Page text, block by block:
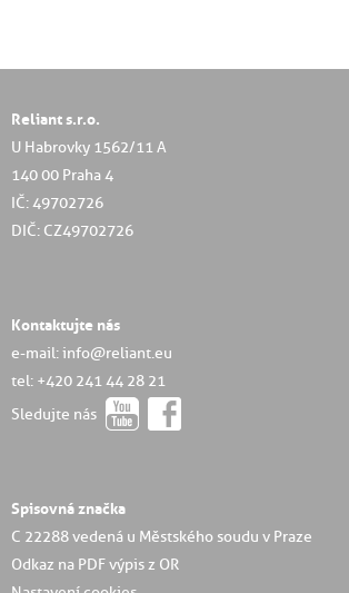
Reliant s.r.o.
U Habrovky 1562/11 A
140 00 Praha 4
IČ: 49702726
DIČ: CZ49702726
Kontaktujte nás
e-mail: info@reliant.eu
tel: +420 241 44 28 21
Sledujte nás
Spisovná značka
C 22288 vedená u Městského soudu v Praze
Odkaz na PDF výpis z OR